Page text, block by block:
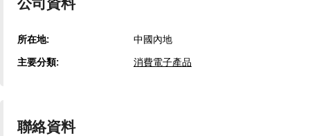
公司資料
所在地: 中國內地
主要分類: 消費電子產品
聯絡資料